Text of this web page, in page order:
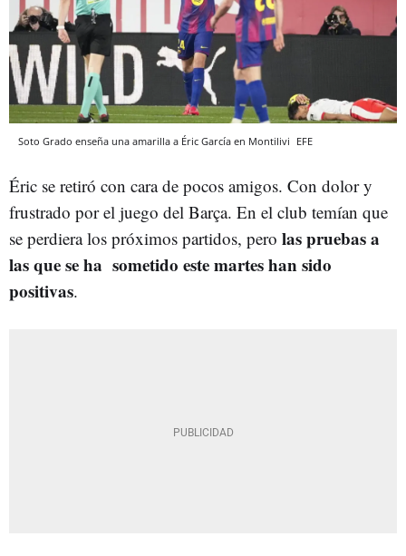
Soto Grado enseña una amarilla a Éric García en Montilivi EFE
Éric se retiró con cara de pocos amigos. Con dolor y
frustrado por el juego del Barça. En el club temían que
se perdiera los próximos partidos, pero las pruebas a
las que se ha sometido este martes han sido
positivas.